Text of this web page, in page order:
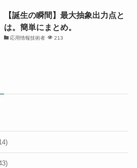
【誕生の瞬間】最大抽象出力点と
は。簡単にまとめ。
応用情報技術者 213